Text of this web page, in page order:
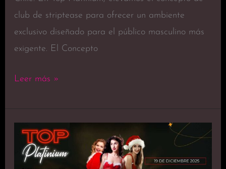
club de striptease para ofrecer un ambiente
exclusivo diseñado para el público masculino más
exigente. El Concepto
Leer más »
Celebra
una
Navidad